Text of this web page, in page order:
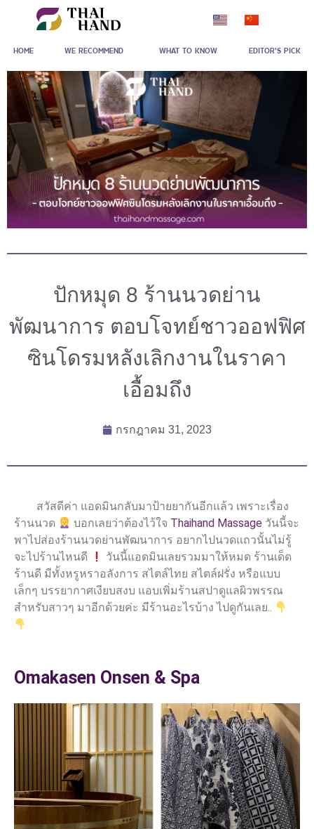
content
HOME WE RECOMMEND WHAT TO KNOW EDITOR'S PICK
ปักหมุด 8 ร้านนวดย่าน
พัฒนาการ ตอบโจทย์ชาวออฟฟิศ
ซินโดรมหลังเลิกงานในราคา
เอื้อมถึง
กรกฎาคม 31, 2023
สวัสดีค่า แอดมินกลับมาป้ายยากันอีกแล้ว เพราะเรื่อง
ร้านนวด
บอกเลยว่าต้องไว้ใจ Thaihand Massage วันนี้จะ
พาไปส่องร้านนวดย่านพัฒนาการ อยากไปนวดแถวนั้นไม่รู้
จะไปร้านไหนดี
วันนี้แอดมินเลยรวมมาให้หมด ร้านเด็ด
ร้านดี มีทั้งหรูหราอลังการ สไตล์ไทย สไตล์ฝรั่ง หรือแบบ
เล็กๆ บรรยากาศเงียบสงบ แอบเพิ่มร้านสปาดูแลผิวพรรณ
สำหรับสาวๆ มาอีกด้วยค่ะ มีร้านอะไรบ้าง ไปดูกันเลย..
Omakasen Onsen & Spa